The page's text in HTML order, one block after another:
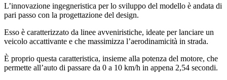
L’innovazione ingegneristica per lo sviluppo del modello è andata di
pari passo con la progettazione del design.
Esso è caratterizzato da linee avveniristiche, ideate per lanciare un
veicolo accattivante e che massimizza l’aerodinamicità in strada.
È proprio questa caratteristica, insieme alla potenza del motore, che
permette all’auto di passare da 0 a 10 km/h in appena 2,54 secondi.